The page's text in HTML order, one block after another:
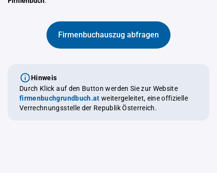
Firmenbuchauszug abfragen
Hinweis
Durch Klick auf den Button werden Sie zur Website
firmenbuchgrundbuch.at weitergeleitet, eine offizielle
Verrechnungsstelle der Republik Österreich.